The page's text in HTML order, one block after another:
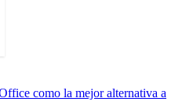
como la mejor alternativa a